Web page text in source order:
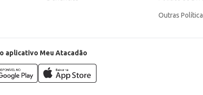
Outras
aplicativo Meu Atacadão